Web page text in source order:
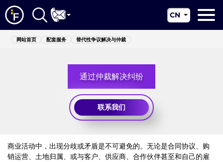
配套服务
新闻资讯
管辖区
联系我们
CN
EN
网站首页 配套服务 替代性争议解决与仲裁
通过仲裁解决纠纷
联系我们
商业活动中，出现分歧或矛盾是不可避免的。无论是合同协议、购
销运营、土地归属、或与客户、供应商、合作伙伴甚至和自己的雇